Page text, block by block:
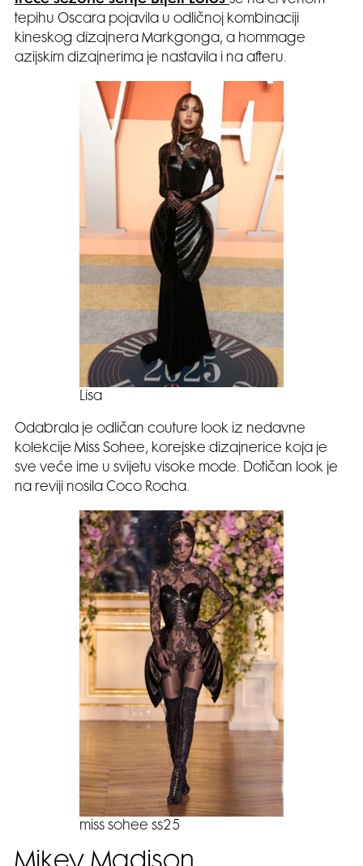
tepihu Oscara pojavila u odličnoj kombinaciji
kineskog dizajnera Markgonga, a hommage
azijskim dizajnerima je nastavila i na afteru.
Lisa
Odabrala je odličan couture look iz nedavne
kolekcije Miss Sohee, korejske dizajnerice koja je
sve veće ime u svijetu visoke mode. Dotičan look je
na reviji nosila Coco Rocha.
miss sohee ss25